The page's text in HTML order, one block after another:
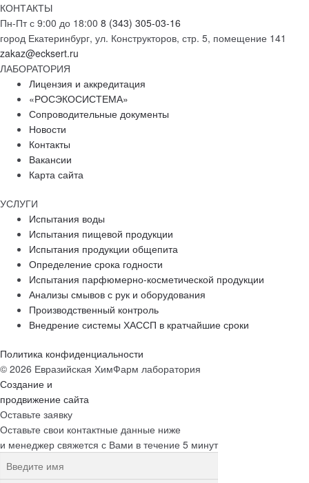
КОНТАКТЫ
Пн-Пт с 9:00 до 18:00 8 (343) 305-03-16
город Екатеринбург, ул. Конструкторов, стр. 5, помещение 141
zakaz@ecksert.ru
ЛАБОРАТОРИЯ
Лицензия и аккредитация
«РОСЭКОСИСТЕМА»
Сопроводительные документы
Новости
Контакты
Вакансии
Карта сайта
УСЛУГИ
Испытания воды
Испытания пищевой продукции
Испытания продукции общепита
Определение срока годности
Испытания парфюмерно-косметической продукции
Анализы смывов с рук и оборудования
Производственный контроль
Внедрение системы ХАССП в кратчайшие сроки
Политика конфиденциальности
© 2026 Евразийская ХимФарм лаборатория
Создание и
продвижение сайта
Оставьте заявку
Оставьте свои контактные данные ниже
и менеджер свяжется с Вами в течение 5 минут